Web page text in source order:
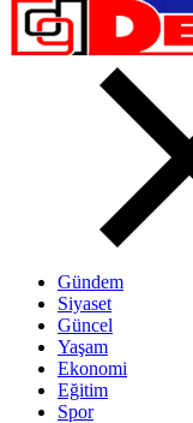
Gündem
Siyaset
Güncel
Yaşam
Ekonomi
Eğitim
Spor